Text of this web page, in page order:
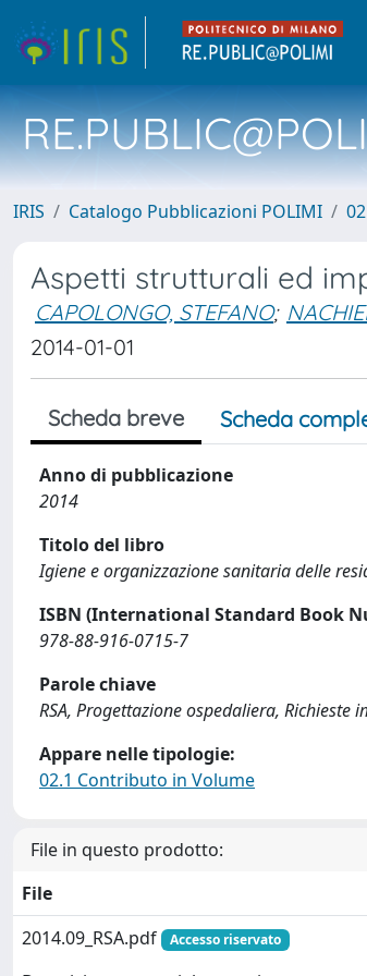
IRIS Catalogo Pubblicazioni POLIMI
Aspetti strutturali ed
CAPOLONGO, STEFANO;
2014-01-01
Scheda breve Scheda
Anno di pubblicazione
2014
Titolo del libro
Igiene e organizzazione sanitaria delle
ISBN (International Standard Book
978-88-916-0715-7
Parole chiave
RSA, Progettazione ospedaliera,
Appare nelle tipologie:
02.1 Contributo in Volume
File in questo prodotto:
File
2014.09_RSA.pdf
Accesso riservato